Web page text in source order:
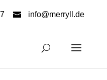
info@merryll.de